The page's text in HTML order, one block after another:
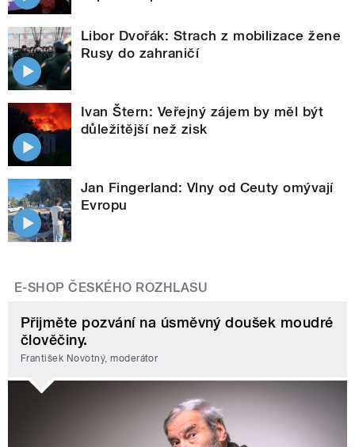
Libor Dvořák: Strach z mobilizace žene
Rusy do zahraničí
Ivan Štern: Veřejný zájem by měl být
důležitější než zisk
Jan Fingerland: Vlny od Ceuty omývají
Evropu
E-SHOP ČESKÉHO ROZHLASU
Přijměte pozvání na úsměvný doušek moudré
člověčiny.
František Novotný, moderátor